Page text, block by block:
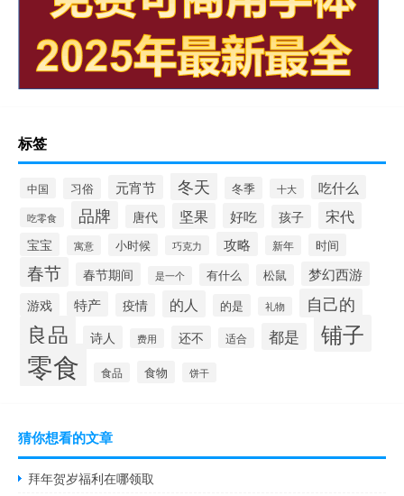
标签
中国 习俗 元宵节 冬天 冬季 十大 吃什么
吃零食 品牌 唐代 坚果 好吃 孩子 宋代
宝宝 寓意 小时候 巧克力 攻略 新年 时间
春节 春节期间 是一个 有什么 松鼠 梦幻西游
游戏 特产 疫情 的人 的是 礼物 自己的
良品 诗人 费用 还不 适合 都是 铺子
零食 食品 食物 饼干
猜你想看的文章
拜年贺岁福利在哪领取